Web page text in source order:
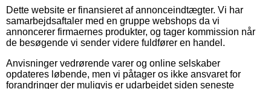
Dette website er finansieret af annonceindtægter. Vi har
samarbejdsaftaler med en gruppe webshops da vi
annoncerer firmaernes produkter, og tager kommission når
de besøgende vi sender videre fuldfører en handel.
Anvisninger vedrørende varer og online selskaber
opdateres løbende, men vi påtager os ikke ansvaret for
forandringer der muligvis er udarbejdet siden seneste